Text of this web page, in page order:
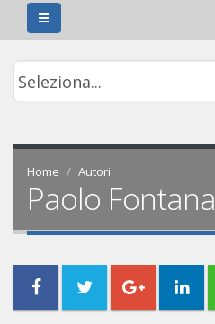
Home Autori
Paolo Fontana